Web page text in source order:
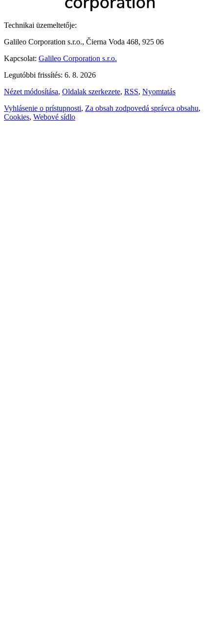
Technikai üzemeltetője:
Galileo Corporation s.r.o., Čierna Voda 468, 925 06
Kapcsolat: Galileo Corporation s.r.o.
Legutóbbi frissítés: 6. 8. 2026
Nézet módosítása, Oldalak szerkezete, RSS, Nyomtatás
Vyhlásenie o prístupnosti, Za obsah zodpovedá správca obsahu,
Cookies, Webové sídlo